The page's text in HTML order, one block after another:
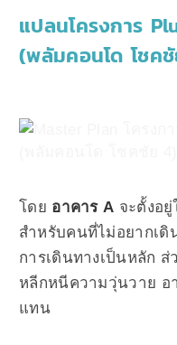
แปลนโครงการ
(พลัมคอนโด โชค
โดย อาคาร A จะตั้งอยู่
สำหรับคนที่ไม่อยากเดิ
การเดินทางเป็นหลัก
หลีกหนีความวุ่นวาย อ
แทน